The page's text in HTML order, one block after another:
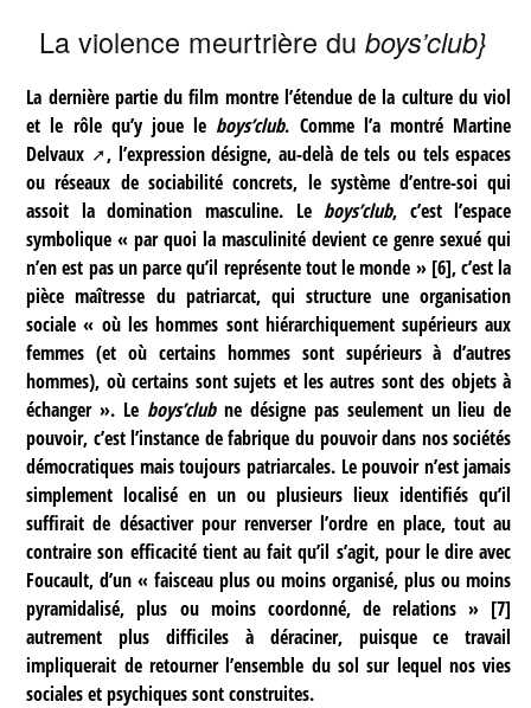
La violence meurtrière du boys’club}
La dernière partie du film montre l’étendue de la culture du viol
et le rôle qu’y joue le boys’club. Comme l’a montré Martine
Delvaux
, l’expression désigne, au-delà de tels ou tels espaces
ou réseaux de sociabilité concrets, le système d’entre-soi qui
assoit la domination masculine. Le boys’club, c’est l’espace
symbolique « par quoi la masculinité devient ce genre sexué qui
n’en est pas un parce qu’il représente tout le monde »[6], c’est la
pièce maîtresse du patriarcat, qui structure une organisation
sociale « où les hommes sont hiérarchiquement supérieurs aux
femmes (et où certains hommes sont supérieurs à d’autres
hommes), où certains sont sujets et les autres sont des objets à
échanger ». Le boys’clubne désigne pas seulement un lieu de
pouvoir, c’est l’instance de fabrique du pouvoir dans nos sociétés
démocratiques mais toujours patriarcales. Le pouvoir n’est jamais
simplement localisé en un ou plusieurs lieux identifiés qu’il
suffirait de désactiver pour renverser l’ordre en place, tout au
contraire son efficacité tient au fait qu’il s’agit, pour le dire avec
Foucault, d’un « faisceau plus ou moins organisé, plus ou moins
pyramidalisé, plus ou moins coordonné, de relations » [7]
autrement plus difficiles à déraciner, puisque ce travail
impliquerait de retourner l’ensemble du sol sur lequel nos vies
sociales et psychiques sont construites.